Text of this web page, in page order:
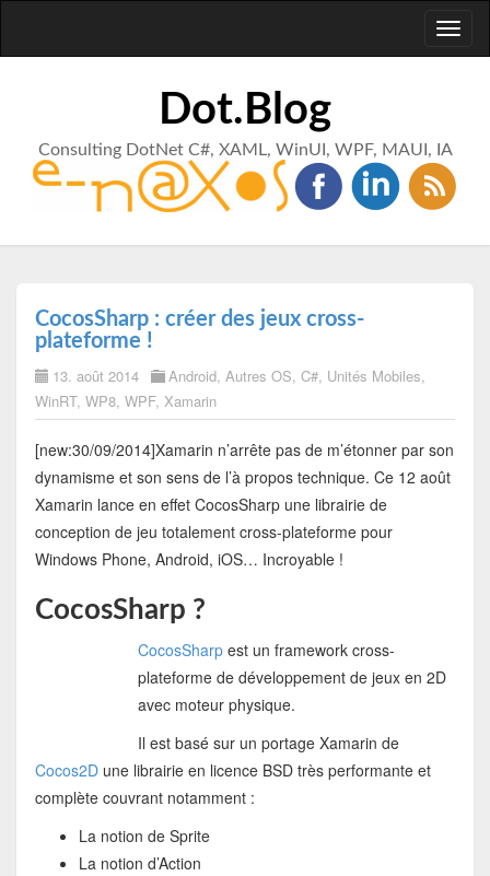
Dot.Blog
Consulting DotNet C#, XAML, WinUI, WPF, MAUI, IA
CocosSharp : créer des jeux cross-
plateforme !
13. août 2014 Android, Autres OS, C#, Unités Mobiles,
WinRT, WP8, WPF, Xamarin
[new:30/09/2014]Xamarin n’arrête pas de m’étonner par son
dynamisme et son sens de l’à propos technique. Ce 12 août
Xamarin lance en effet CocosSharp une librairie de
conception de jeu totalement cross-plateforme pour
Windows Phone, Android, iOS… Incroyable !
CocosSharp ?
CocosSharpest un framework cross-
plateforme de développement de jeux en 2D
avec moteur physique.
Il est basé sur un portage Xamarin de
Cocos2Dune librairie en licence BSD très performante et
complète couvrant notamment :
La notion de Sprite
La notion d’Action